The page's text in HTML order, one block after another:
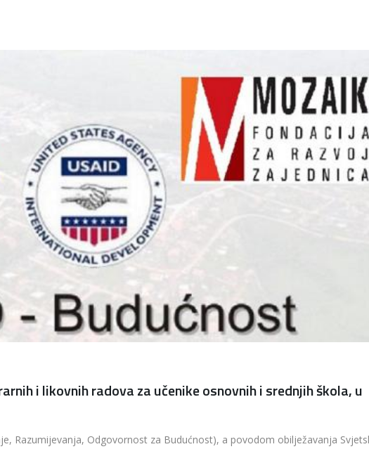
i likovnih radova za učenike osnovnih i srednjih škola, u
Razumijevanja, Odgovornost za Budućnost), a povodom obilježavanja